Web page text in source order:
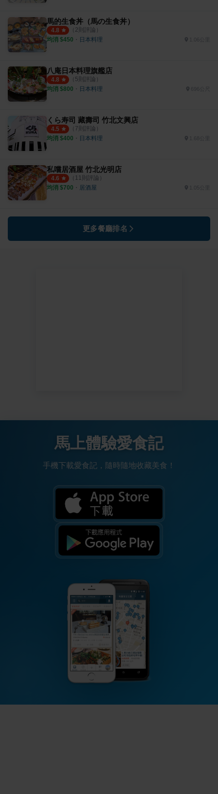
馬的生食丼（馬の生食丼）
4.8 （ 2則評論）
均消 $450 ・ 日本料理
八庵日本料理旗艦店
4.8 （ 5則評論）
均消 $800 ・ 日本料理
くら寿司 藏壽司 竹北文興店
4.5 （ 7則評論）
均消 $400 ・ 日本料理
私嚐居酒屋 竹北光明店
4.6 （ 11 則評論）
均消 $700 ・ 居酒屋 1.05公里
更多餐廳排名
馬上體驗愛食記
手機下載愛食記，隨時隨地收藏美食！